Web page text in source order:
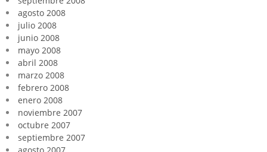
agosto 2008
julio 2008
junio 2008
mayo 2008
abril 2008
marzo 2008
febrero 2008
enero 2008
noviembre 2007
octubre 2007
septiembre 2007